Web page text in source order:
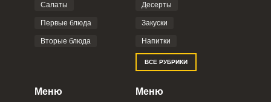
Фото до 4 шт, до 5 mb
Отправляя эту форму, вы соглашаетесь с
Политикой
Пользовательским
соглашением
Салаты
Первые блюда
Вторые блюда
Десерты
Закуски
Напитки
ВСЕ РУБРИКИ
Меню Меню